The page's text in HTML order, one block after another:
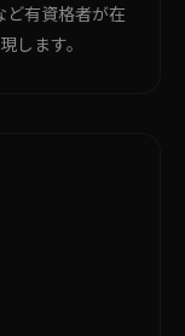
有資格者が在
します。